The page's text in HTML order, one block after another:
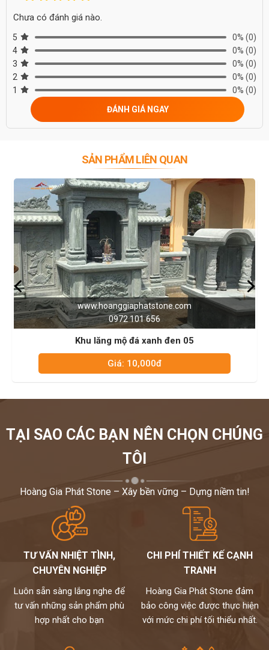
Chưa có đánh giá nào.
5 0% (0)
4
0% (0)
3
0% (0)
2
0% (0)
1
0% (0)
ĐÁNH GIÁ NGAY
SẢN PHẨM LIÊN QUAN
101 656
TẠI SAO CÁC BẠN NÊN CHỌN CHÚNG
TÔI
Hoàng Gia Phát Stone – Xây bền vững – Dựng niềm tin!
TƯ VẤN NHIỆT TÌNH,
CHUYÊN NGHIỆP
Luôn sẵn sàng lắng nghe để
tư vấn những sản phẩm phù
hợp nhất cho bạn
CHI PHÍ THIẾT KẾ CẠNH
TRANH
Hoàng Gia Phát Stone đảm
bảo công việc được thực hiện
với mức chi phí tối thiểu nhất.